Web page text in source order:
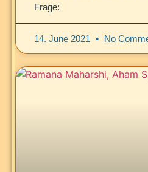
Frage:
14. June 2021 No